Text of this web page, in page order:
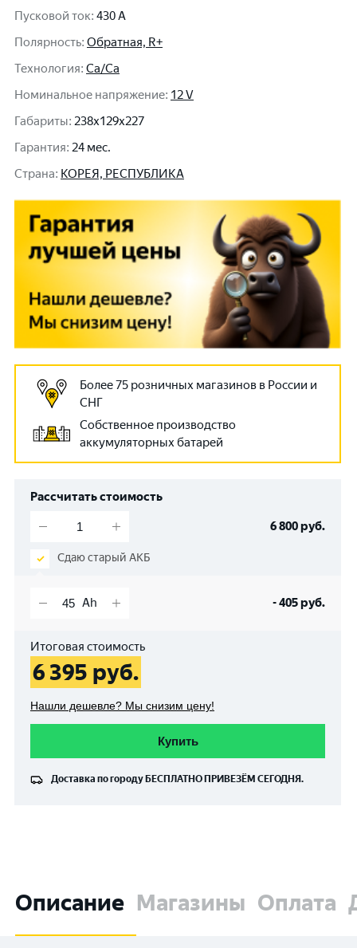
Пусковой ток: 430 A
Полярность: Обратная, R+
Технология: Ca/Ca
Номинальное напряжение: 12 V
Габариты: 238x129x227
Гарантия: 24 мес.
Cтрана: КОРЕЯ, РЕСПУБЛИКА
Более 75 розничных магазинов в России и
СНГ
Собственное производство
аккумуляторных батарей
Рассчитать стоимость
6 800руб.
Сдаю старый АКБ
-405руб.
Итоговая стоимость
6 395 руб.
Нашли дешевле? Мы снизим цену!
Купить
Доставка по городу БЕСПЛАТНО ПРИВЕЗЁМ СЕГОДНЯ.
Описание Магазины Оплата